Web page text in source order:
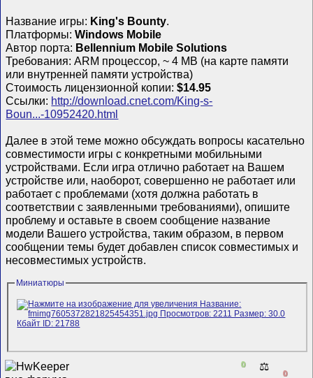
Название игры: King's Bounty.
Платформы:Windows Mobile
Автор порта: Bellennium Mobile Solutions
Требования: ARM процессор, ~ 4 MB (на карте памяти
или внутренней памяти устройства)
Стоимость лицензионной копии:$14.95
Ссылки: http://download.cnet.com/King-s-
Boun...-10952420.html
Далее в этой теме можно обсуждать вопросы касательно
совместимости игры с конкретными мобильными
устройствами. Если игра отлично работает на Вашем
устройстве или, наоборот, совершенно не работает или
работает с проблемами (хотя должна работать в
соответствии с заявленными требованиями), опишите
проблему и оставьте в своем сообщение название
модели Вашего устройства, таким образом, в первом
сообщении темы будет добавлен список совместимых и
несовместимых устройств.
Миниатюры
0 ⚖️
0